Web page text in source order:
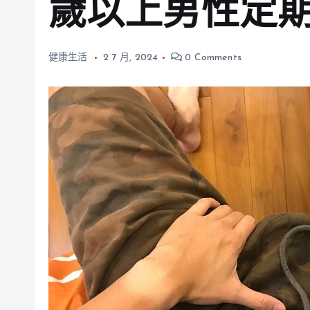
歲以上男性定
健康生活 2 7 月, 2024 0 Comments